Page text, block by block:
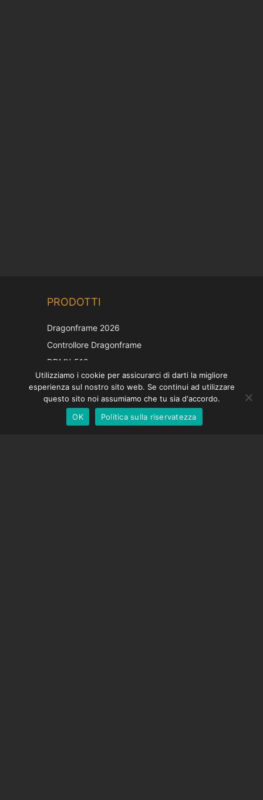
PRODOTTI
Dragonframe 2026
Controllore Dragonframe
DDMX-512
DMC-32
Cappuccio di correzione EOS LV
Utilizziamo i cookie per assicurarci di darti la migliore
esperienza sul nostro sito web. Se continui ad utilizzare
questo sito noi assumiamo che tu sia d'accordo.
OK
Politica sulla riservatezza
Italian
English
German